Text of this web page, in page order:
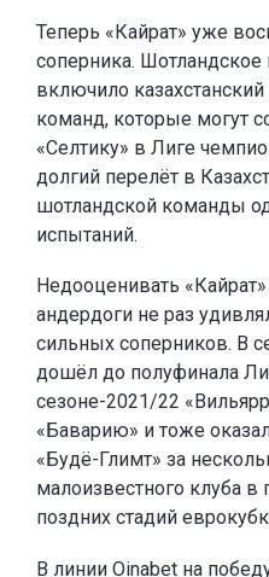
Теперь «Кайрат» уже
соперника. Шотландское
включило
команд, которые могут
«Селтику» в Лиге
долгий перелёт в
шотландской команды
испытаний.
Недооценивать
андердоги не раз
сильных соперников. В
дошёл до полуфинала
сезоне-2021/22
«Баварию» и тоже
«Будё-Глимт» за
малоизвестного клуба в
поздних стадий
В линии Oinabet на